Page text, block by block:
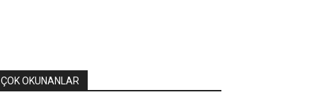
ÇOK OKUNANLAR